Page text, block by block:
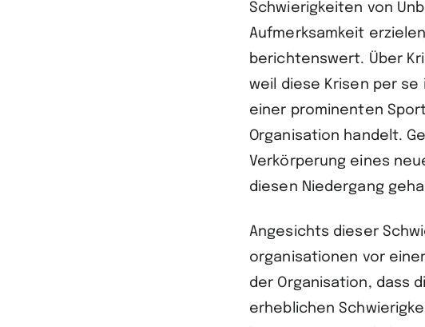
Schwierigkeiten von
Aufmerksamkeit
berichtenswert. Über
weil diese Krisen per
einer prominenten
Organisation handelt.
Verkörperung eines
diesen Niedergang
Angesichts dieser
organisationen vor
der Organisation, dass
erheblichen